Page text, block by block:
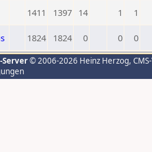
1411 1397 14 1 1
1824 1824 0 0 0
Server© 2006-2026 Heinz Herzog,